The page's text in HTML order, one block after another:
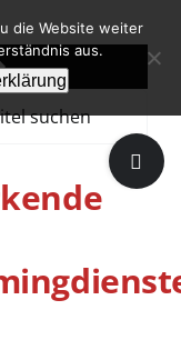
Die
Toggle
Sliding
die Website weiter
aus.